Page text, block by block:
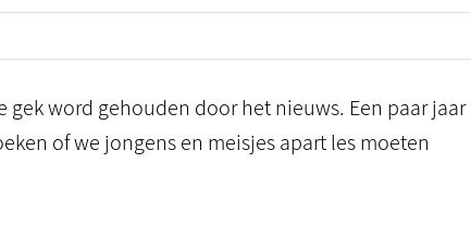
gek word gehouden door het nieuws. Een paar jaar
of we jongens en meisjes apart les moeten